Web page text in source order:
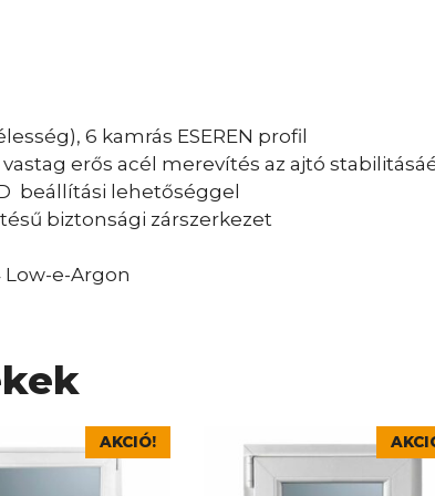
6 kamrás ESEREN profil
erős acél merevítés az ajtó
beállítási lehetőséggel
biztonsági zárszerkezet
Low-e-Argon
AKCIÓ!
Ennek